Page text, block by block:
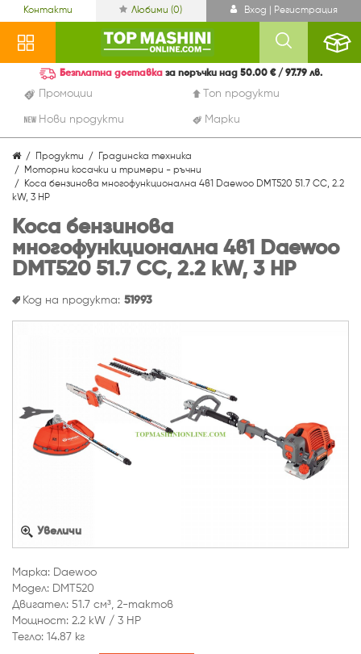
Контакти Любими (0) Вход | Регистрация
Промоции Топ продукти
Нови продукти Марки
Безплатна доставка за поръчки над 50.00 € / 97.79 лв.
Продукти
Градинска техника
Моторни косачки и тримери - ръчни
Коса бензинова многофункционална 4в1 Daewoo DMT520 51.7 CC, 2.2
kW, 3 HP
Коса бензинова
многофункционална 4в1 Daewoo
DMT520 51.7 CC, 2.2 kW, 3 HP
Код на продукта: 51993
Увеличи
Марка: Daewoo
Модел: DMT520
Двигател: 51.7 cм³, 2-тактов
Мощност: 2.2 kW / 3 HP
Тегло: 14.87 кг